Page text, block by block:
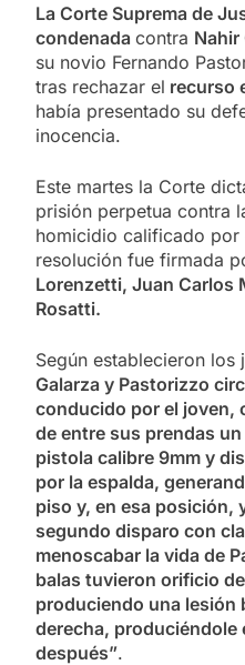
La Corte Suprema de
condenada contra Nahir
su novio Fernando
tras rechazar el recurso
había presentado su
inocencia.
Este martes la Corte
prisión perpetua contra
homicidio calificado por
resolución fue firmada
Lorenzetti, Juan Carlos
Rosatti.
Según establecieron los
Galarza y Pastorizzo
conducido por el joven,
de entre sus prendas
pistola calibre 9mm y
por la espalda,
piso y, en esa posición,
segundo disparo con
menoscabar la vida de
balas tuvieron orificio
produciendo una lesión
derecha, produciéndole
después”.